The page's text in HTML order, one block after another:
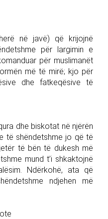
në javë) që krijojnë
për largimin e
për muslimanët
më të mirë; kjo për
dhe fatkeqësive të
dhe biskotat në njërën
të shëndetshme jo që të
të bën të dukesh më
mund t’i shkaktojnë
Ndërkohë, ata që
ndjehen më